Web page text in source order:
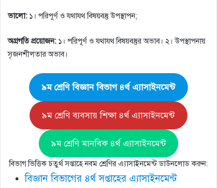
ভালাে: ১। পরিপূর্ণ ও যথাযথ বিষয়বস্তু উপস্থাপন;
অগ্রগতি প্রয়ােজন: ১। পরিপূর্ণ ও যথাযথ বিষয়বস্তুর অভাব। ২। উপস্থাপনায়
সৃজনশীলতার অভাব।
৯ম শ্রেণি বিজ্ঞান বিভাগ ৪র্থ এ্যাসাইনমেন্ট
৯ম শ্রেণি ব্যবসায় শিক্ষা ৪র্থ এ্যাসাইনমেন্ট
৯ম শ্রেণি মানবিক ৪র্থ এ্যাসাইনমেন্ট
বিভাগ ভিত্তিক চতুর্থ সপ্তাহে নবম শ্রেণির এ্যাসাইনমেন্ট ডাউনলোড করুন:
বিজ্ঞান বিভাগের ৪র্থ সপ্তাহের এ্যাসাইনমেন্ট